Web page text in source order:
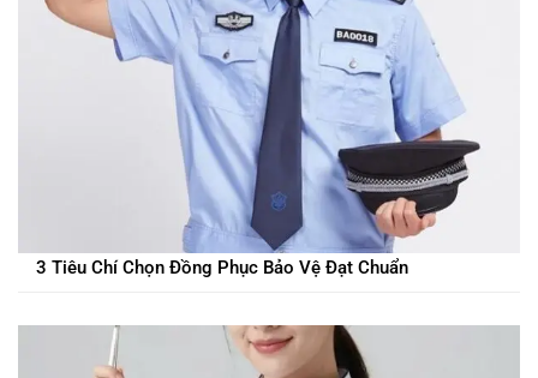
3 Tiêu Chí Chọn Đồng Phục Bảo Vệ Đạt Chuẩn